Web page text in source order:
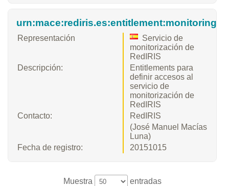
urn:mace:rediris.es:entitlement:monitoring
Representación
Servicio de
monitorización de
RedIRIS
Descripción:
Entitlements para
definir accesos al
servicio de
monitorización de
RedIRIS
Contacto:
RedIRIS
(José Manuel Macías
Luna)
Fecha de registro:
20151015
Muestra entradas